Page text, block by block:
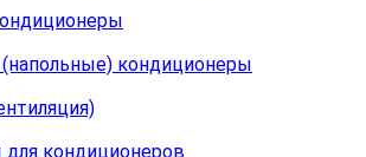
кондиционеры
кондиционеров